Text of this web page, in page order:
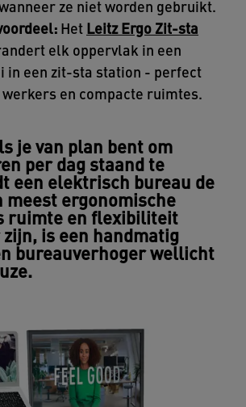
ze niet worden gebruikt.
Het Leitz Ergo Zit-sta
elk oppervlak in een
in een zit-sta station - perfect
en compacte ruimtes.
je van plan bent om
per dag staand te
een elektrisch bureau de
meest ergonomische
ruimte en flexibiliteit
is een handmatig
bureauverhoger wellicht